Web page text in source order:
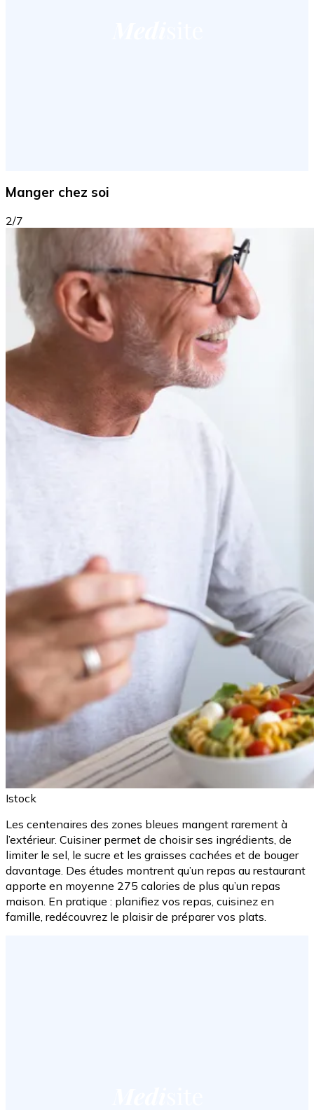
Manger chez soi
2/7
Istock
Les centenaires des zones bleues mangent rarement à
l’extérieur. Cuisiner permet de choisir ses ingrédients, de
limiter le sel, le sucre et les graisses cachées et de bouger
davantage. Des études montrent qu’un repas au restaurant
apporte en moyenne 275 calories de plus qu’un repas
maison. En pratique : planifiez vos repas, cuisinez en
famille, redécouvrez le plaisir de préparer vos plats.